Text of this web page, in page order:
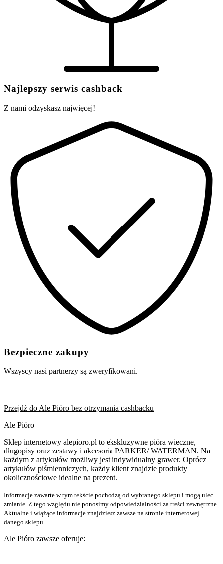
Najlepszy serwis cashback
Z nami odzyskasz najwięcej!
Bezpieczne zakupy
Wszyscy nasi partnerzy są zweryfikowani.
Przejdź do Ale Pióro bez otrzymania cashbacku
Ale Pióro
Sklep internetowy alepioro.pl to ekskluzywne pióra wieczne,
długopisy oraz zestawy i akcesoria PARKER/ WATERMAN. Na
każdym z artykułów możliwy jest indywidualny grawer. Oprócz
artykułów piśmienniczych, każdy klient znajdzie produkty
okolicznościowe idealne na prezent.
Informacje zawarte w tym tekście pochodzą od wybranego sklepu i mogą ulec
zmianie. Z tego względu nie ponosimy odpowiedzialności za treści zewnętrzne.
Aktualne i wiążące informacje znajdziesz zawsze na stronie internetowej
danego sklepu.
Ale Pióro zawsze oferuje: